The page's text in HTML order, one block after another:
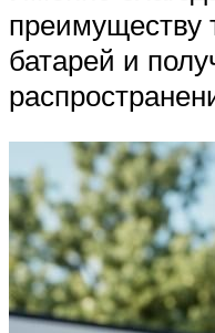
преимуществу
батарей и